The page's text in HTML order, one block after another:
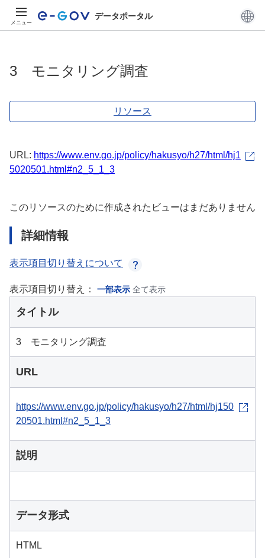
メニュー
データポータル
3 モニタリング調査
リソース
URL: https://www.env.go.jp/policy/hakusyo/h27/html/hj1
5020501.html#n2_5_1_3
このリソースのために作成されたビューはまだありません
詳細情報
表示項目切り替えについて
表示項目切り替え： 一部表示 全て表示
タイトル
3 モニタリング調査
URL
https://www.env.go.jp/policy/hakusyo/h27/html/hj150
20501.html#n2_5_1_3
説明
データ形式
HTML